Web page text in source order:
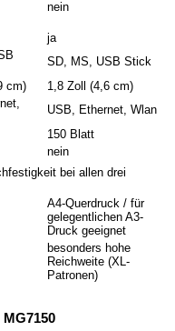
nein
ja
SD, MS, USB Stick
cm)
1,8 Zoll (4,6 cm)
USB, Ethernet, Wlan
150 Blatt
nein
bei allen drei
A4-Querdruck / für
gelegentlichen A3-
Druck geeignet
besonders hohe
Reichweite (XL-
Patronen)